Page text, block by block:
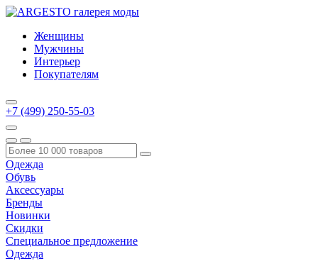
Женщины
Мужчины
Интерьер
Покупателям
+7 (499) 250-55-03
Одежда
Обувь
Аксессуары
Бренды
Новинки
Скидки
Специальное предложение
Одежда